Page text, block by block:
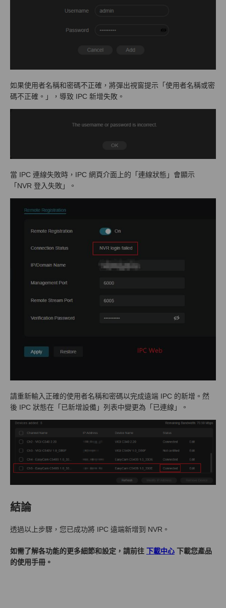
如果使用者名稱和密碼不正確，將彈出視窗提示「使用者名稱或密
碼不正確。」，導致 IPC 新增失敗。
當 IPC 連線失敗時，IPC 網頁介面上的「連線狀態」會顯示
「NVR 登入失敗」。
請重新輸入正確的使用者名稱和密碼以完成遠端 IPC 的新增。然
後 IPC 狀態在「已新增設備」列表中變更為「已連線」。
結論
透過以上步驟，您已成功將 IPC 遠端新增到 NVR。
如需了解各功能的更多細節和設定，請前往 下載中心 下載您產品
的使用手冊。